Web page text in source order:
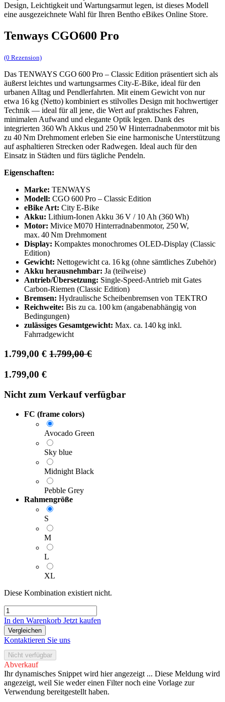
Design, Leichtigkeit und Wartungsarmut legen, ist dieses Modell
eine ausgezeichnete Wahl für Ihren Bentho eBikes Online Store.
Tenways CGO600 Pro
(0 Rezension)
Das TENWAYS CGO 600 Pro – Classic Edition präsentiert sich als
äußerst leichtes und wartungsarmes City‑E‑Bike, ideal für den
urbanen Alltag und Pendlerfahrten. Mit einem Gewicht von nur
etwa 16 kg (Netto) kombiniert es stilvolles Design mit hochwertiger
Technik — ideal für all jene, die Wert auf prakti­sches Fahren,
minimalen Aufwand und elegante Optik legen. Dank des
integrierten 360 Wh Akkus und 250 W Hinterradnabenmotor mit bis
zu 40 Nm Drehmoment erleben Sie eine harmonische Unterstützung
auf asphaltieren Strecken oder Radwegen. Ideal auch für den
Einsatz in Städten und fürs tägliche Pendeln.
Eigenschaften:
Marke: TENWAYS
Modell: CGO 600 Pro – Classic Edition
eBike Art: City E‑Bike
Akku: Lithium‑Ionen Akku 36 V / 10 Ah (360 Wh)
Motor: Mivice M070 Hinterradnabenmotor, 250 W,
max. 40 Nm Drehmoment
Display: Kompaktes monochromes OLED‑Display (Classic
Edition)
Gewicht: Nettogewicht ca. 16 kg (ohne sämtliches Zubehör)
Akku herausnehmbar: Ja (teilweise)
Antrieb/Übersetzung: Single‑Speed‑Antrieb mit Gates
Carbon‑Riemen (Classic Edition)
Bremsen: Hydraulische Scheibenbremsen von TEKTRO
Reichweite: Bis zu ca. 100 km (angabenabhängig von
Bedingungen)
zulässiges Gesamtgewicht: Max. ca. 140 kg inkl.
Fahrradgewicht
1.799,00 € 1.799,00€
1.799,00 €
Nicht zum Verkauf verfügbar
FC (frame colors)
Avocado Green
Sky blue
Midnight Black
Pebble Grey
Rahmengröße
S
M
L
XL
Diese Kombination existiert nicht.
In den Warenkorb Jetzt kaufen
Vergleichen
Kontaktieren Sie uns
Nicht verfügbar
Abverkauf
Ihr dynamisches Snippet wird hier angezeigt ... Diese Meldung wird
angezeigt, weil Sie weder einen Filter noch eine Vorlage zur
Verwendung bereitgestellt haben.